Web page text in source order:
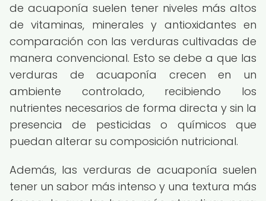
de acuaponía suelen tener niveles más altos
de vitaminas, minerales y antioxidantes en
comparación con las verduras cultivadas de
manera convencional. Esto se debe a que las
verduras de acuaponía crecen en un
ambiente controlado, recibiendo los
nutrientes necesarios de forma directa y sin la
presencia de pesticidas o químicos que
puedan alterar su composición nutricional.
Además, las verduras de acuaponía suelen
tener un sabor más intenso y una textura más